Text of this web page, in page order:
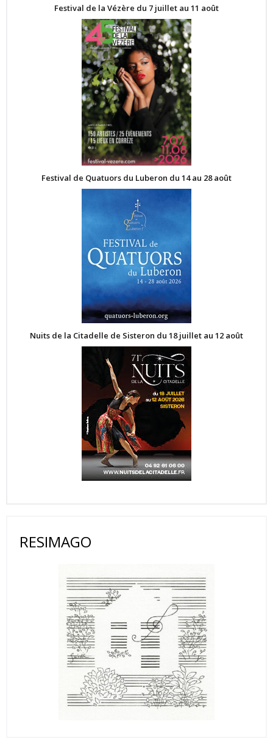
Festival de la Vézère du 7 juillet au 11 août
Festival de Quatuors du Luberon du 14 au 28 août
Nuits de la Citadelle de Sisteron du 18 juillet au 12 août
RESIMAGO